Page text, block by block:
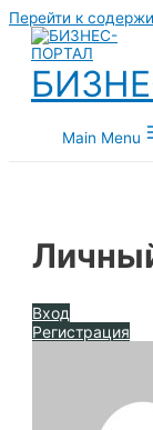
Перейти к
Main Menu
Вход
Регистрация